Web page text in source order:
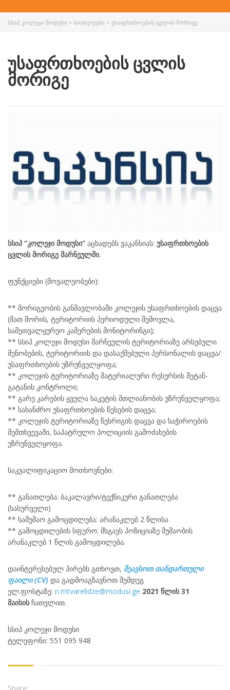
ᲡᲡᲘᲞ ᲙᲝᲚᲔᲯᲘ ᲛᲝᲓᲣᲡᲘ > ᲡᲘᲐᲮᲚᲔᲔᲑᲘ > ᲣᲡᲐᲤᲠᲗᲮᲝᲔᲑᲘᲡ ᲪᲕᲚᲘᲡ ᲛᲝᲠᲘᲒᲔ
ᲣᲡᲐᲤᲠᲗᲮᲝᲔᲑᲘᲡ ᲪᲕᲚᲘᲡ
ᲛᲝᲠᲘᲒᲔ
სსიპ “კოლეჯი მოდუსი” აცხადებს ვაკანსიას: უსაფრთხოების
ცვლის მორიგე მარნეულში.
ფუნქციები (მოვალეობები):
** მორიგეობის განმავლობაში კოლეჯის უსაფრთხოების დაცვა
(მათ შორის, ტერიტორიის პერიოდული შემოვლა,
სამეთვალყურეო კამერების მონიტორინგი);
** სსიპ კოლეჯი მოდუსი მარნეულის ტერიტორიაზე არსებული
შენობების, ტერიტორიის და დასაქმებული პერსონალის დაცვა/
უსაფრთხოების უზრუნველყოფა;
** კოლეჯის ტერიტორიაზე მატერიალური რესურსის შეტან-
გატანის კონტროლი;
** გარე კარების ყველა საკეტის მთლიანობის უზრუნველყოფა;
** სახანძრო უსაფრთხოების წესების დაცვა;
** კოლეჯის ტერიტორიაზე წესრიგის დაცვა და საჭიროების
შემთხვევაში, საპატრულო პოლიციის გამოძახების
უზრუნველყოფა.
საკვალიფიკაციო მოთხოვნები:
** განათლება: ბაკალავრი/ტექნიკური განათლება
(სასურველი)
** სამუშაო გამოცდილება: არანაკლებ 2 წლისა
** გამოცდილების სფერო: მსგავს პოზიციაზე მუშაობის
არანაკლებ 1 წლის გამოცდილება.
დაინტერესებულ პირებს გთხოვთ, შეავსოთ თანდართული
ფაილი (CV) და გადმოაგზავნოთ შემდეგ
ელ.ფოსტაზე: n.mtvarelidze@modusi.ge 2021 წლის 31
მაისისჩათვლით.
სსიპ კოლეჯი მოდუსი
ტელეფონი: 551 095 948
Share: